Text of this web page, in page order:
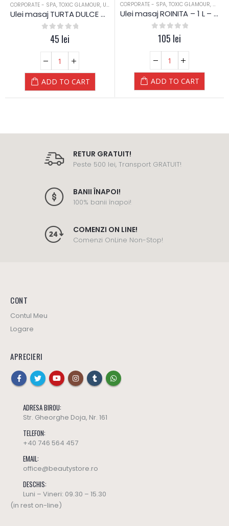
CORPORATE - SPA, TOXIC GLAMOUR, ULEI MASAJ
Ulei masaj TURTA DULCE – 250 ML – Diamond
out of 5
45 lei
ADD TO CART
CORPORATE - SPA, TOXIC GLAMOUR, ULEI
Ulei masaj ROINITA – 1 L – Diamond
out of 5
105 lei
ADD TO CART
RETUR GRATUIT!
Peste 500 lei, Transport GRATUIT!
BANII ÎNAPOI!
100% banii înapoi!
COMENZI ON LINE!
Comenzi OnLine Non-Stop!
CONT
Contul Meu
Logare
APRECIERI
ADRESA BIROU:
Str. Gheorghe Doja, Nr. 161
TELEFON:
+40 746 564 457
EMAIL:
office@beautystore.ro
DESCHIS:
Luni – Vineri: 09.30 – 15.30
(in rest on-line)